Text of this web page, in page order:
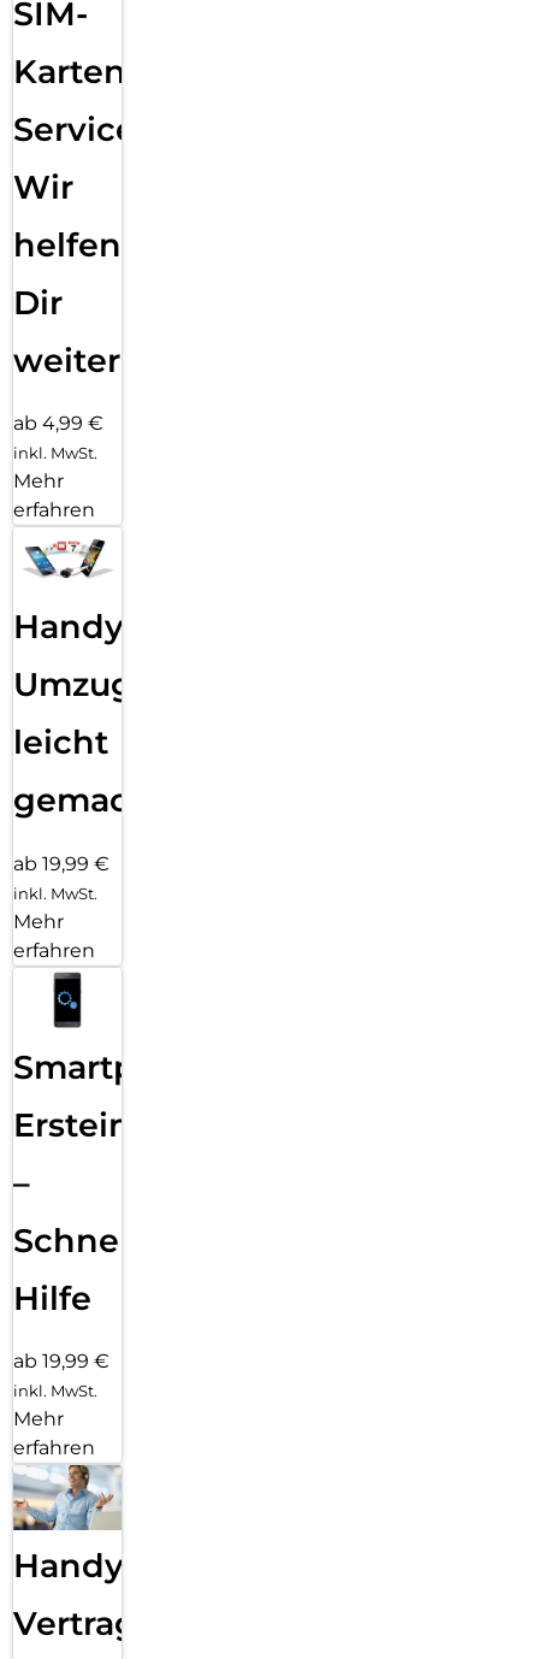
SIM-
Karten
Service:
Wir
helfen
Dir
weiter
ab 4,99 €
inkl. MwSt.
Mehr
erfahren
Handy
Umzug
leicht
gemacht!
ab 19,99 €
inkl. MwSt.
Mehr
erfahren
Smartphone
Ersteinrichtung
–
Schnelle
Hilfe
ab 19,99 €
inkl. MwSt.
Mehr
erfahren
Handy
Vertragsabwicklung